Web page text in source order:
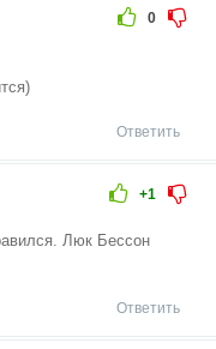
0
Ответить
+1
Люк Бессон
Ответить